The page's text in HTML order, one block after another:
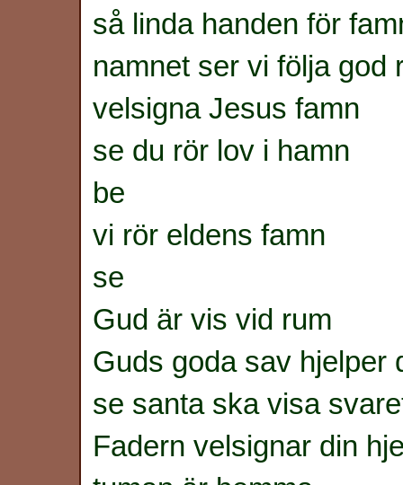
så linda handen för
namnet ser vi följa god
velsigna Jesus famn
se du rör lov i hamn
be
vi rör eldens famn
se
Gud är vis vid rum
Guds goda sav hjelper
se santa ska visa
Fadern velsignar din